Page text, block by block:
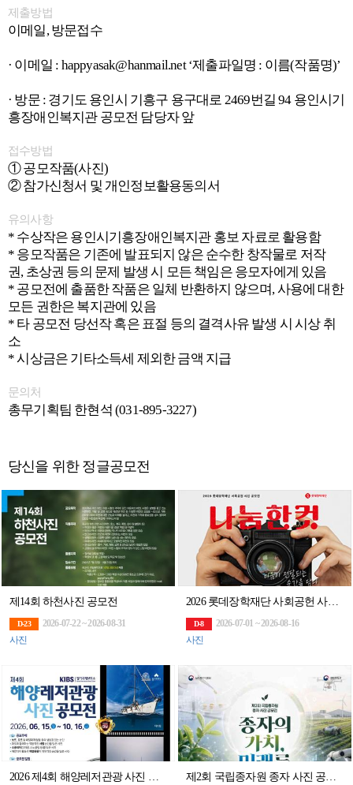
제출방법
이메일, 방문접수
· 이메일 : happyasak@hanmail.net ‘제출파일명 : 이름(작품명)’
· 방문 : 경기도 용인시 기흥구 용구대로 2469번길 94 용인시기
흥장애인복지관 공모전 담당자 앞
접수방법
① 공모작품(사진)
② 참가신청서 및 개인정보활용동의서
유의사항
* 수상작은 용인시기흥장애인복지관 홍보 자료로 활용함
* 응모작품은 기존에 발표되지 않은 순수한 창작물로 저작
권, 초상권 등의 문제 발생 시 모든 책임은 응모자에게 있음
* 공모전에 출품한 작품은 일체 반환하지 않으며, 사용에 대한
모든 권한은 복지관에 있음
* 타 공모전 당선작 혹은 표절 등의 결격사유 발생 시 시상 취
소
* 시상금은 기타소득세 제외한 금액 지급
문의처
총무기획팀 한현석 (031-895-3227)
당신을 위한 정글공모전
제14회 하천사진 공모전
D-23
2026-07-22 ~ 2026-08-31
사진
2026 롯데장학재단 사회공헌 사진 공모전 '나눔한컷'
D-8
2026-07-01 ~ 2026-08-16
사진
2026 제4회 해양레저관광 사진 공모전 제2회 국립종자원 종자 사진 공모전 「종자의 가치, 미래를 Plus「+」하다」(~9/13)